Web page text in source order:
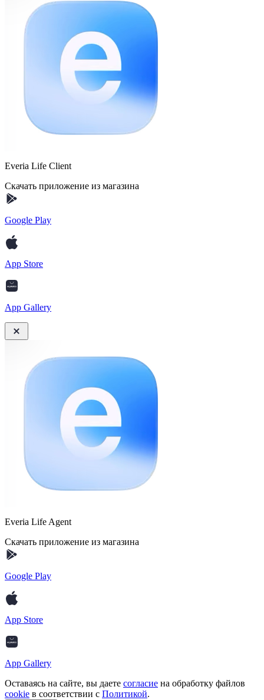
Everia Life Client
Скачать приложение из магазина
Google Play
App Store
App Gallery
Everia Life Agent
Скачать приложение из магазина
Google Play
App Store
App Gallery
Оставаясь на сайте, вы даете согласие на обработку файлов
cookie в соответствии с Политикой.